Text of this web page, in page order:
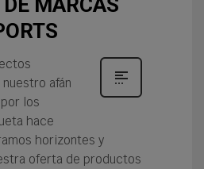
nuestro afán
los
hace
horizontes y
oferta de productos